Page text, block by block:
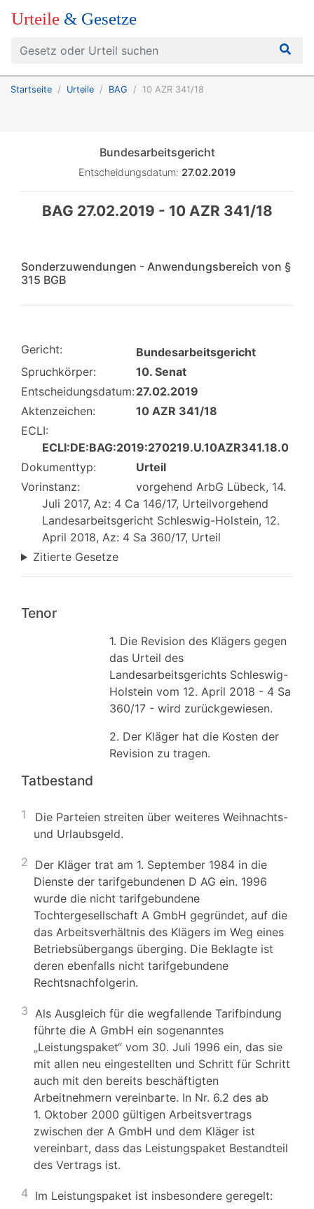
Urteile & Gesetze
Startseite Urteile BAG 10 AZR 341/18
Bundesarbeitsgericht
Entscheidungsdatum: 27.02.2019
BAG 27.02.2019 - 10 AZR 341/18
Sonderzuwendungen - Anwendungsbereich von §
315 BGB
Gericht:
Bundesarbeitsgericht
Spruchkörper:
10. Senat
Entscheidungsdatum: 27.02.2019
Aktenzeichen:
10 AZR 341/18
ECLI:
ECLI:DE:BAG:2019:270219.U.10AZR341.18.0
Dokumenttyp:
Urteil
Vorinstanz:
vorgehend ArbG Lübeck, 14.
Juli 2017, Az: 4 Ca 146/17, Urteilvorgehend
Landesarbeitsgericht Schleswig-Holstein, 12.
April 2018, Az: 4 Sa 360/17, Urteil
Zitierte Gesetze
Tenor
1. Die Revision des Klägers gegen
das Urteil des
Landesarbeitsgerichts Schleswig-
Holstein vom 12. April 2018 - 4 Sa
360/17 - wird zurückgewiesen.
2. Der Kläger hat die Kosten der
Revision zu tragen.
Tatbestand
1
Die Parteien streiten über weiteres Weihnachts-
und Urlaubsgeld.
2 Der Kläger trat am 1. September 1984 in die
Dienste der tarifgebundenen D AG ein. 1996
wurde die nicht tarifgebundene
Tochtergesellschaft A GmbH gegründet, auf die
das Arbeitsverhältnis des Klägers im Weg eines
Betriebsübergangs überging. Die Beklagte ist
deren ebenfalls nicht tarifgebundene
Rechtsnachfolgerin.
3 Als Ausgleich für die wegfallende Tarifbindung
führte die A GmbH ein sogenanntes
„Leistungspaket“ vom 30. Juli 1996 ein, das sie
mit allen neu eingestellten und Schritt für Schritt
auch mit den bereits beschäftigten
Arbeitnehmern vereinbarte. In Nr. 6.2 des ab
1. Oktober 2000 gültigen Arbeitsvertrags
zwischen der A GmbH und dem Kläger ist
vereinbart, dass das Leistungspaket Bestandteil
des Vertrags ist.
4 Im Leistungspaket ist insbesondere geregelt: